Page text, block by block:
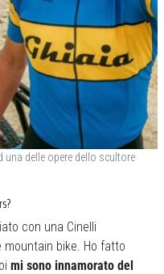
delle opere dello scultore
con una Cinelli
mountain bike. Ho fatto
mi sono innamorato del